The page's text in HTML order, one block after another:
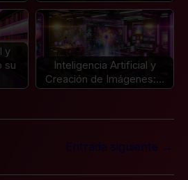
y
su
Inteligencia Artificial y
Creación de Imágenes:…
Entrada siguiente →